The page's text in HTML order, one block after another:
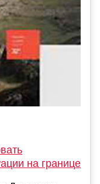
на границе